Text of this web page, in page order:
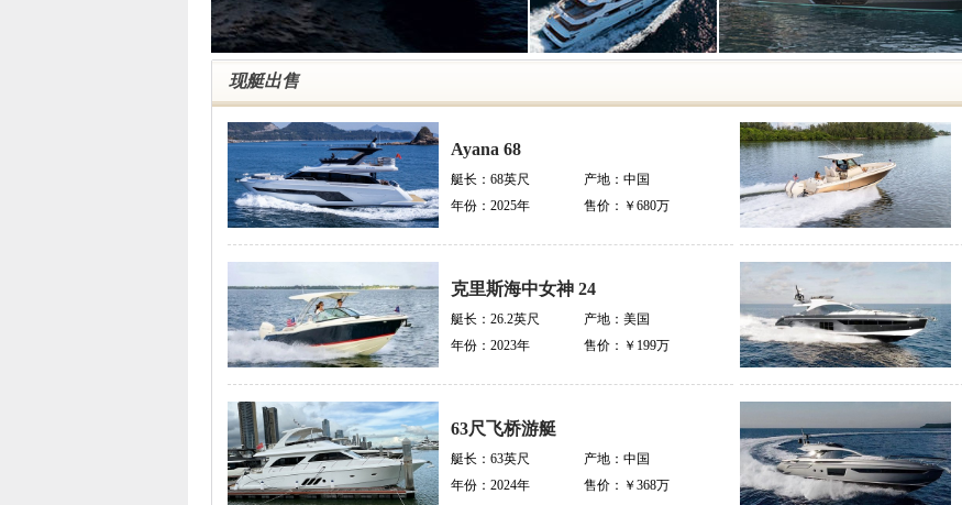
现艇出售
Ayana 68
艇长： 68英尺 产地： 中国
年份： 2025年 售价： ￥680万
克里斯海中女神 24
艇长： 26.2英尺 产地： 美国
年份： 2023年 售价： ￥199万
63尺飞桥游艇
艇长： 63英尺 产地： 中国
年份： 2024年 售价： ￥368万